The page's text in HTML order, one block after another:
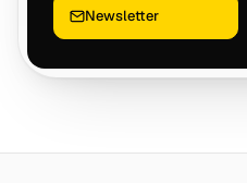
Newsletter